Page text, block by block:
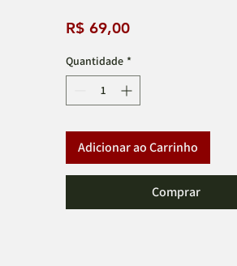
R$ 69,00Preço
Quantidade *
Adicionar ao Carrinho
Comprar